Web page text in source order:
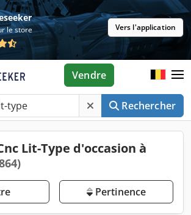
le store Vers l'application
Rechercher
Vendre
Lit-Type d'occasion à
Pertinence